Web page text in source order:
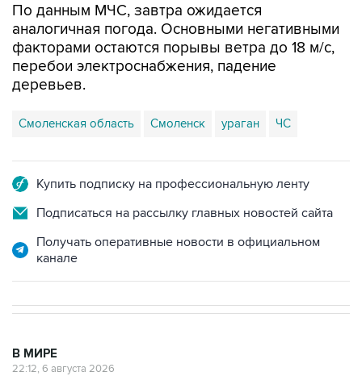
По данным МЧС, завтра ожидается
аналогичная погода. Основными негативными
факторами остаются порывы ветра до 18 м/с,
перебои электроснабжения, падение
деревьев.
Смоленская область Смоленск ураган ЧС
Купить подписку на профессиональную ленту
Подписаться на рассылку главных новостей сайта
Получать оперативные новости в официальном
канале
В МИРЕ
22:12, 6 августа 2026